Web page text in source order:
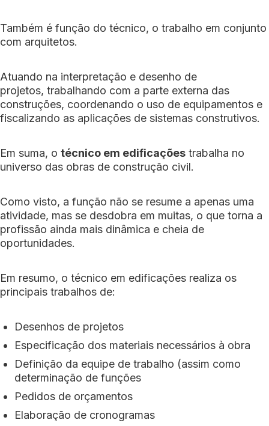
Também é função do técnico, o trabalho em conjunto
com arquitetos.
Atuando na interpretação e desenho de
projetos, trabalhando com a parte externa das
construções, coordenando o uso de equipamentos e
fiscalizando as aplicações de sistemas construtivos.
Em suma, o técnico em edificações trabalha no
universo das obras de construção civil.
Como visto, a função não se resume a apenas uma
atividade, mas se desdobra em muitas, o que torna a
profissão ainda mais dinâmica e cheia de
oportunidades.
Em resumo, o técnico em edificações realiza os
principais trabalhos de:
Desenhos de projetos
Especificação dos materiais necessários à obra
Definição da equipe de trabalho (assim como
determinação de funções
Pedidos de orçamentos
Elaboração de cronogramas